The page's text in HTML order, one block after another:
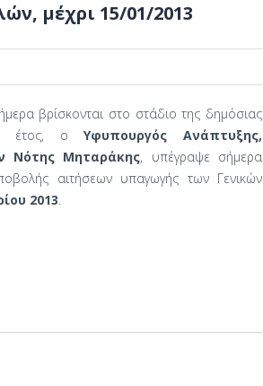
μέχρι 15/01/2013
βρίσκονται στο στάδιο της δημόσιας
έτος, οΥφυπουργός Ανάπτυξης,
Νότης Μηταράκης, υπέγραψε σήμερα
αιτήσεων υπαγωγής των Γενικών
2013.